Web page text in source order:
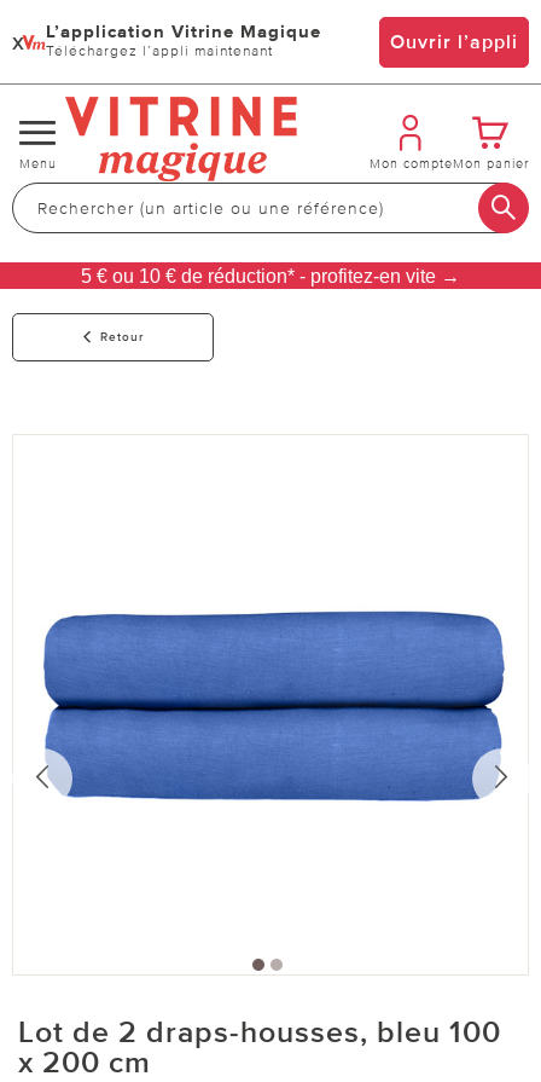
x L’application Vitrine Magique
Téléchargez l’appli maintenant Ouvrir l’appli
Changer
de
navigation
Menu Mon compteMon panier
5 € ou 10 € de réduction* - profitez-en vite →
Retour
Lot de 2 draps-housses, bleu 100
x 200 cm